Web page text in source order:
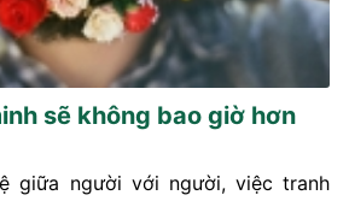
sẽ không bao giờ hơn
giữa người với người, việc tranh